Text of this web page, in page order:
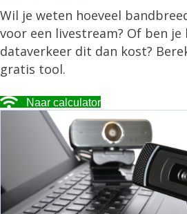
Wil je weten hoeveel
voor een livestream? Of ben je
dataverkeer dit dan kost?
gratis tool.
Naar calculator